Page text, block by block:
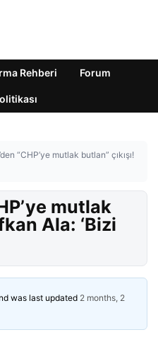
Rehberi Forum
“CHP’ye mutlak butlan” çıkışı!
mutlak
Ala: ‘Bizi
was last updated 2 months, 2